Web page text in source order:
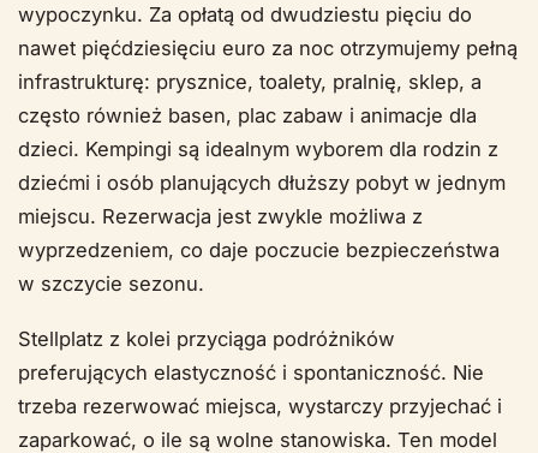
wypoczynku. Za opłatą od dwudziestu pięciu do
nawet pięćdziesięciu euro za noc otrzymujemy pełną
infrastrukturę: prysznice, toalety, pralnię, sklep, a
często również basen, plac zabaw i animacje dla
dzieci. Kempingi są idealnym wyborem dla rodzin z
dziećmi i osób planujących dłuższy pobyt w jednym
miejscu. Rezerwacja jest zwykle możliwa z
wyprzedzeniem, co daje poczucie bezpieczeństwa
w szczycie sezonu.
Stellplatz z kolei przyciąga podróżników
preferujących elastyczność i spontaniczność. Nie
trzeba rezerwować miejsca, wystarczy przyjechać i
zaparkować, o ile są wolne stanowiska. Ten model